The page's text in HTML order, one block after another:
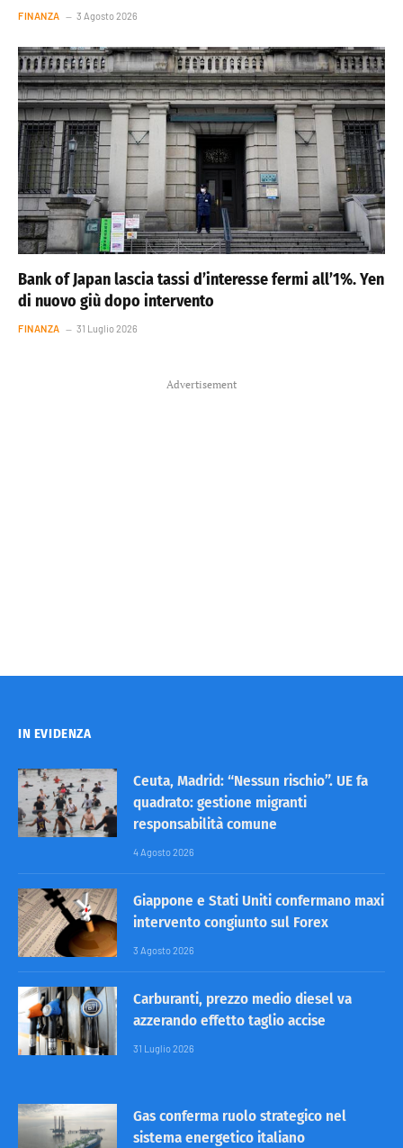
FINANZA 3 Agosto 2026
Bank of Japan lascia tassi d’interesse fermi all’1%. Yen
di nuovo giù dopo intervento
FINANZA 31 Luglio 2026
Advertisement
IN EVIDENZA
Ceuta, Madrid: “Nessun rischio”. UE fa
quadrato: gestione migranti
responsabilità comune
4 Agosto 2026
Giappone e Stati Uniti confermano maxi
intervento congiunto sul Forex
3 Agosto 2026
Carburanti, prezzo medio diesel va
azzerando effetto taglio accise
31 Luglio 2026
Gas conferma ruolo strategico nel
sistema energetico italiano